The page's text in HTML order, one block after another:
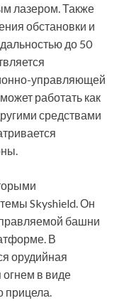
лазером. Также
обстановки и
до 50
управляющей
работать как
средствами
Skyshield. Он
башни
В
орудийная
огнем в виде
прицела.